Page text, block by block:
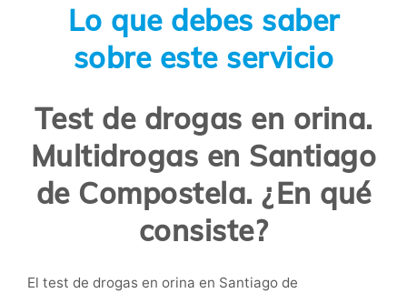
Lo que debes saber
sobre este servicio
Test de drogas en orina.
Multidrogas en Santiago
de Compostela. ¿En qué
consiste?
El test de drogas en orina en Santiago de